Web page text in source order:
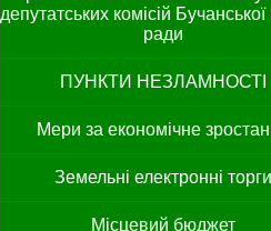
депутатських комісій Бучанської
ради
ПУНКТИ НЕЗЛАМНОСТІ
Мери за економічне
Земельні електронні торги
Місцевий бюджет